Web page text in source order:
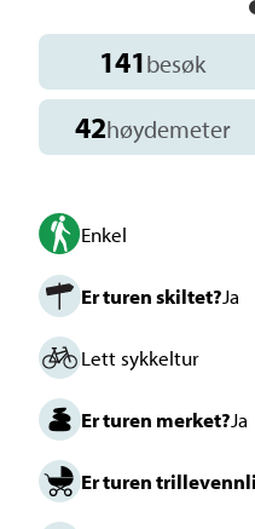
141besøk
42høydemeter
Enkel
Er turen skiltet?Ja
Lett sykkeltur
Er turen merket?Ja
Er turen